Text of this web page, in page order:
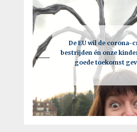
De EU wil de corona-
bestrijden én onze
goede toekomst
Een intelligente
deze crisis tot een
toekomst kan
Je moet vooral de regels
maar niet als je de EU